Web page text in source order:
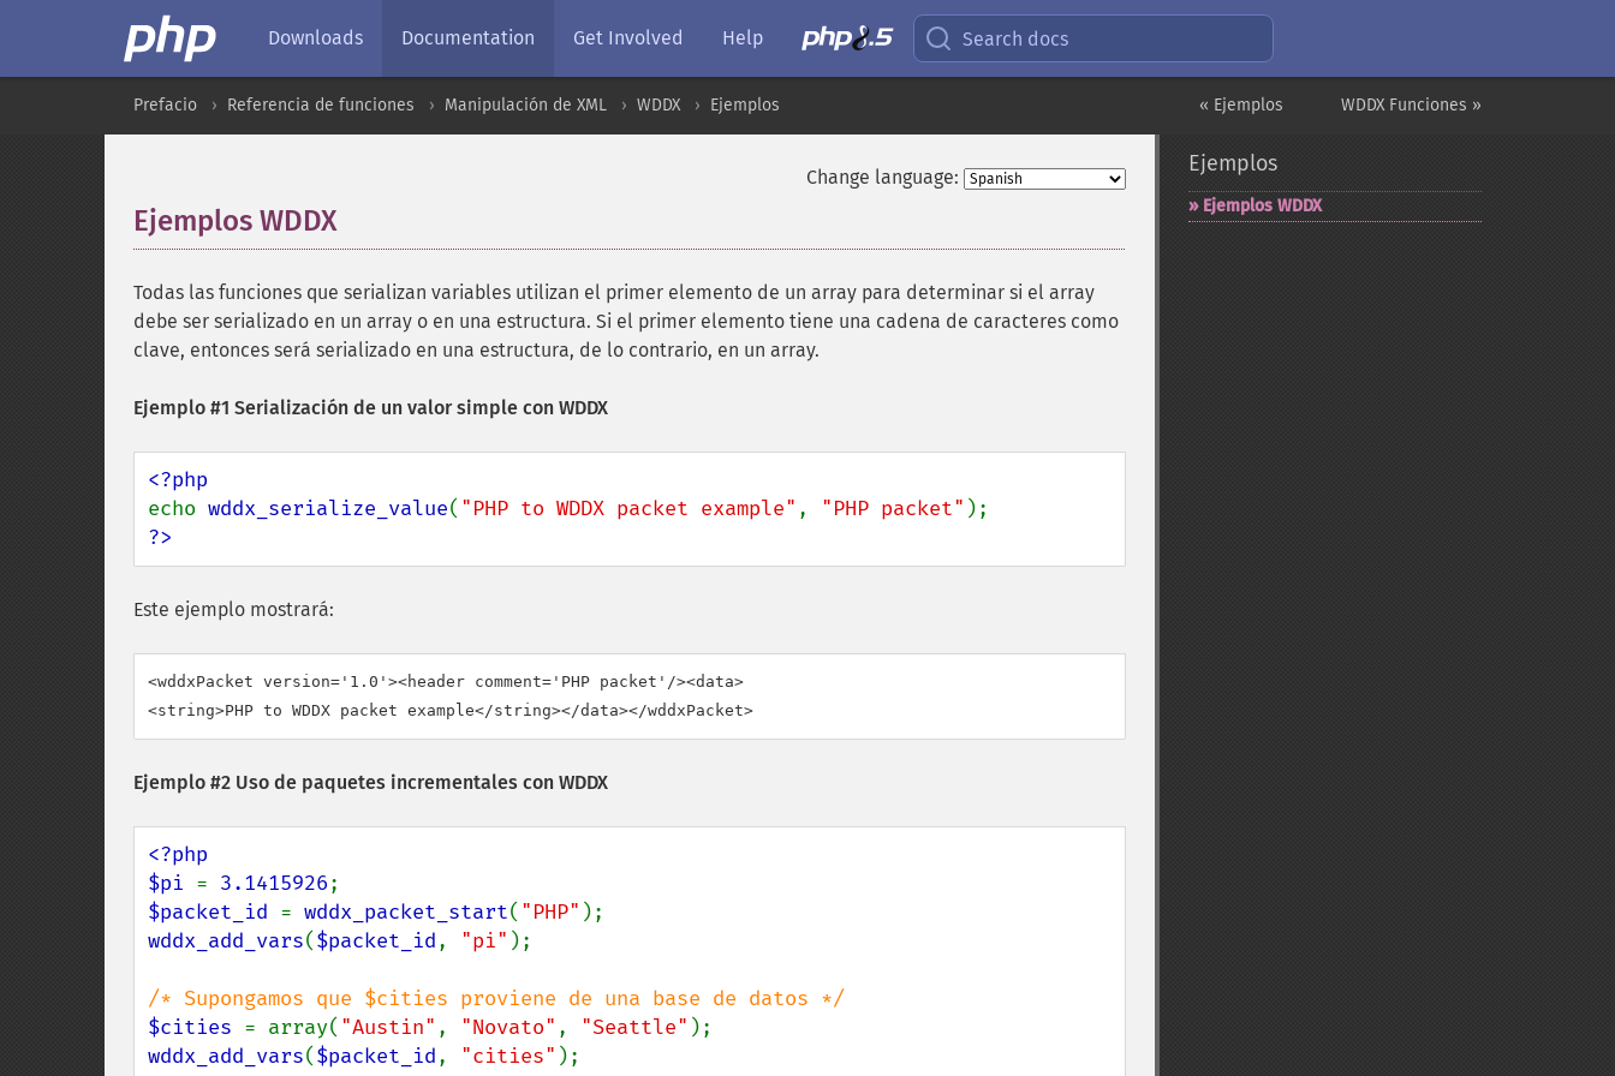
Downloads Documentation Get Involved Help Search docs
WDDX Funciones »
« Ejemplos
Prefacio Referencia de funciones Manipulación de XML WDDX Ejemplos
Change language:
Ejemplos WDDX¶
Todas las funciones que serializan variables utilizan el primer elemento de un array para determinar si el array
debe ser serializado en un array o en una estructura. Si el primer elemento tiene una cadena de caracteres como
clave, entonces será serializado en una estructura, de lo contrario, en un array.
Ejemplo #1 Serialización de un valor simple con WDDX
echo wddx_serialize_value( "PHP to WDDX packet example" , "PHP packet"
?>
Este ejemplo mostrará:
<wddxPacket version='1.0'><header comment='PHP packet'/><data>
Ejemplo #2 Uso de paquetes incrementales con WDDX
<?php
$pi = 3.1415926
$packet_id = wddx_packet_start( "PHP"
wddx_add_vars($packet_id, "pi" );
$cities = array( "Austin" , "Novato" , "Seattle"
wddx_add_vars($packet_id, "cities" );
Ejemplos
Ejemplos WDDX